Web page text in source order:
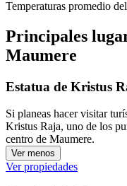
Temperaturas promedio
Principales
Maumere
Estatua de Kristus
Si planeas hacer visitar
Kristus Raja, uno de los
centro de Maumere.
Ver menos
Ver propiedades